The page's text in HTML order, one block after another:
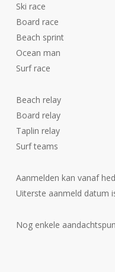
Ski race
Board race
Beach sprint
Ocean man
Surf race
Beach relay
Board relay
Taplin relay
Surf teams
Aanmelden kan vanaf
Uiterste aanmeld datum
Nog enkele